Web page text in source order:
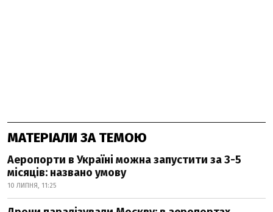
МАТЕРІАЛИ ЗА ТЕМОЮ
Аеропорти в Україні можна запустити за 3-5
місяців: названо умову
10 ЛИПНЯ, 11:25